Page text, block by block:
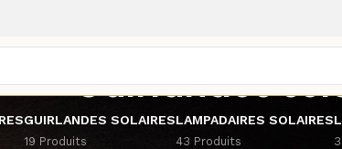
Guirlandes
GUIRLANDES SOLAIRES
19 Produits
LAMPADAIRES SOLAIRES
43 Produits